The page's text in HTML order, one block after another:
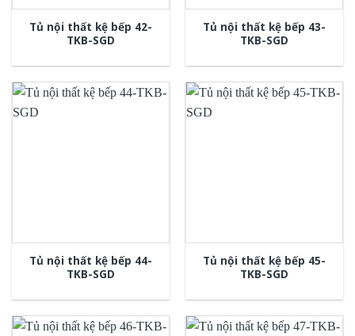
Tủ nội thất kệ bếp 42-
TKB-SGD
Tủ nội thất kệ bếp 43-
TKB-SGD
Tủ nội thất kệ bếp 44-
TKB-SGD
Tủ nội thất kệ bếp 45-
TKB-SGD